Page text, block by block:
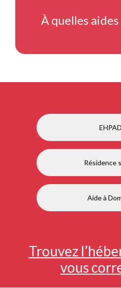
À quelles
EHPAD
Résidence
Aide à
Trouvez
vous